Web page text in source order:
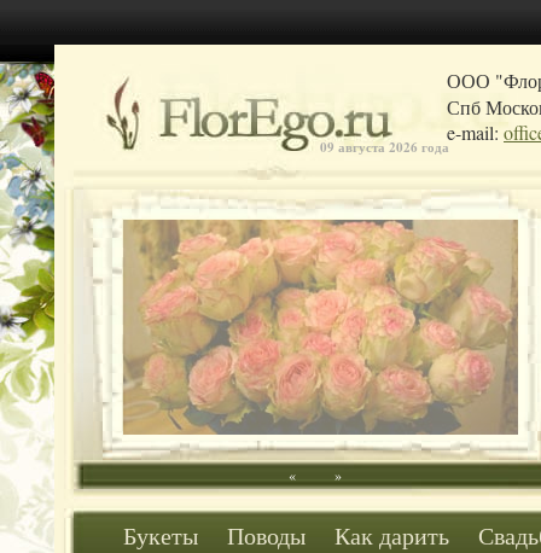
09 августа 2026 года
« »
Букеты Поводы Как дарить
ООО
Спб
e-mail: